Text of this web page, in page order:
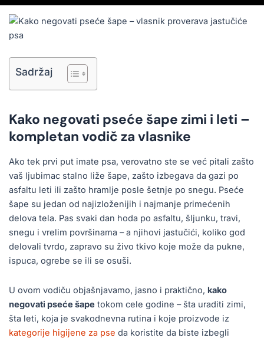
Sadržaj
Kako negovati pseće šape zimi i leti –
kompletan vodič za vlasnike
Ako tek prvi put imate psa, verovatno ste se već pitali zašto
vaš ljubimac stalno liže šape, zašto izbegava da gazi po
asfaltu leti ili zašto hramlje posle šetnje po snegu. Pseće
šape su jedan od najizloženijih i najmanje primećenih
delova tela. Pas svaki dan hoda po asfaltu, šljunku, travi,
snegu i vrelim površinama – a njihovi jastučići, koliko god
delovali tvrdo, zapravo su živo tkivo koje može da pukne,
ispuca, ogrebe se ili se osuši.
U ovom vodiču objašnjavamo, jasno i praktično, kako
negovati pseće šape tokom cele godine – šta uraditi zimi,
šta leti, koja je svakodnevna rutina i koje proizvode iz
kategorije higijene za pse da koristite da biste izbegli